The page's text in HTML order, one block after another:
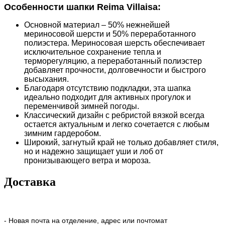
Особенности шапки Reima Villaisa:
Основной материал – 50% нежнейшей
мериносовой шерсти и 50% переработанного
полиэстера. Мериносовая шерсть обеспечивает
исключительное сохранение тепла и
терморегуляцию, а переработанный полиэстер
добавляет прочности, долговечности и быстрого
высыхания.
Благодаря отсутствию подкладки, эта шапка
идеально подходит для активных прогулок и
переменчивой зимней погоды.
Классический дизайн с ребристой вязкой всегда
остается актуальным и легко сочетается с любым
зимним гардеробом.
Широкий, загнутый край не только добавляет стиля,
но и надежно защищает уши и лоб от
пронизывающего ветра и мороза.
Доставка
- Новая почта на отделение, адрес или почтомат